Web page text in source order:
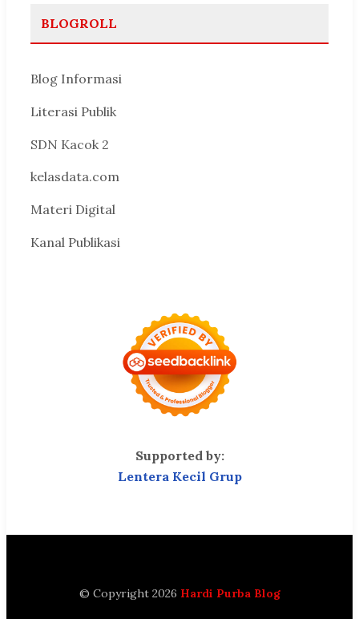
BLOGROLL
Blog Informasi
Literasi Publik
SDN Kacok 2
kelasdata.com
Materi Digital
Kanal Publikasi
Supported by:
Lentera Kecil Grup
© Copyright 2026 Hardi Purba Blog